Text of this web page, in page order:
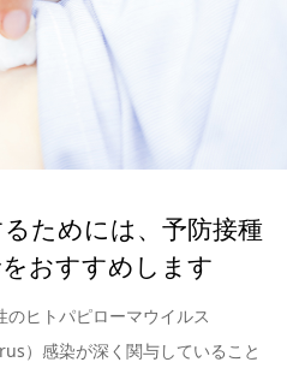
ためには、予防接種
おすすめします
ヒトパピローマウイルス
）感染が深く関与していること